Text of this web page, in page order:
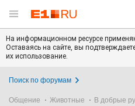
На информационном ресурсе
Оставаясь на сайте, вы
их использование.
Поиск по форумам
Общение Животные
В добрые